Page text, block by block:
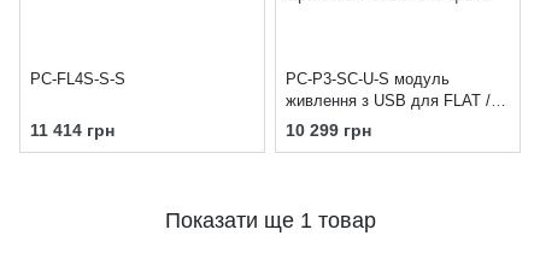
PC-FL4S-S-S
11 414 грн
PC-P3-SC-U-S модуль
живлення з USB для FLAT /
MINI, 2 розетки + 2 USB, сірий
10 299 грн
Показати ще 1 товар